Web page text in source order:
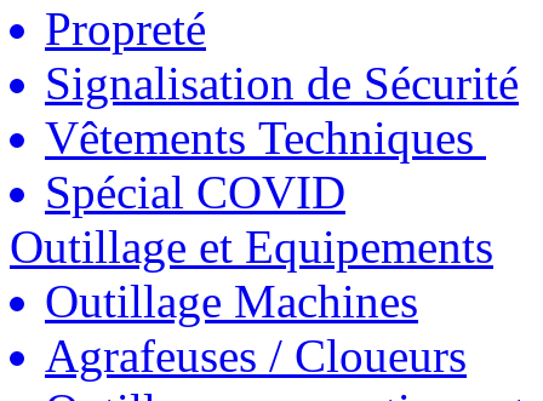
Propreté
Signalisation de Sécurité
Vêtements Techniques
Spécial COVID
Outillage et Equipements
Outillage Machines
Agrafeuses / Cloueurs